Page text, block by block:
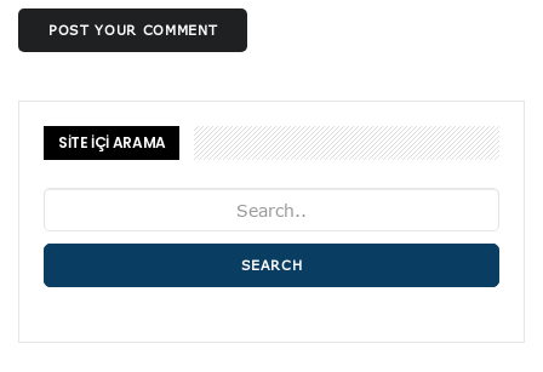
POST YOUR COMMENT
SİTE İÇİ ARAMA
SEARCH